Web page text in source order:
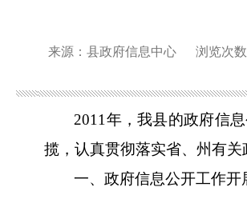
来源：县政府信息中心 浏览次数
2011 年，我县的政府信
揽，认真贯彻落实省、州有
一、政府信息公开工作开